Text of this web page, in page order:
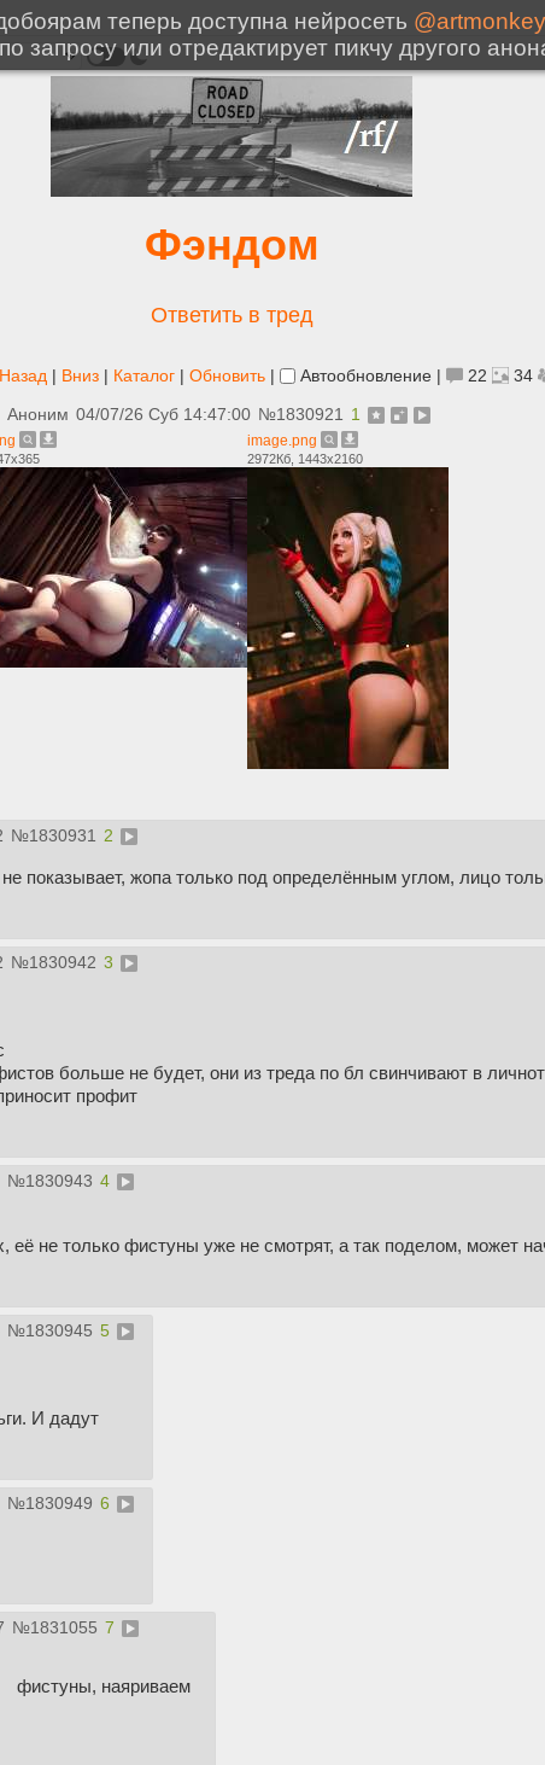
Фэндом
Ответить в тред
Назад | Вниз | Каталог | Обновить | Автообновление | 22 34
Аноним 04/07/26 Суб 14:47:00 №1830921 1
image.png
2972Кб, 1443x2160
№1830931 2
показывает, жопа только под определённым углом, лицо
№1830942 3
больше не будет, они из треда по бл свинчивают в
профит
№1830943 4
её не только фистуны уже не смотрят, а так поделом, может
№1830945 5
И дадут
№1830949 6
№1831055 7
фистуны, наяриваем